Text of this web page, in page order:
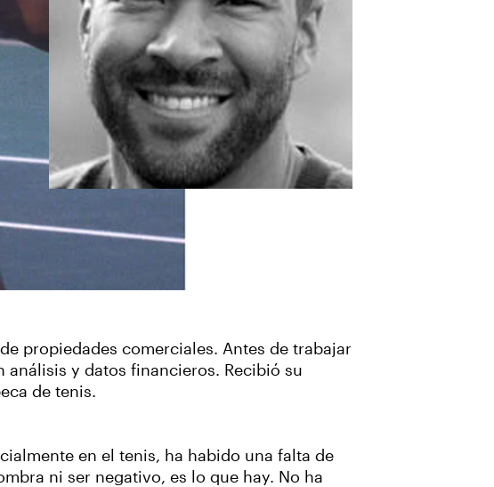
propiedades comerciales. Antes de trabajar
y datos financieros. Recibió su
de tenis.
en el tenis, ha habido una falta de
ni ser negativo, es lo que hay. No ha